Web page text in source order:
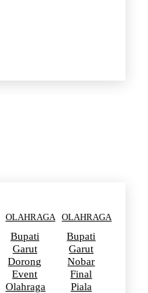
OLAHRAGA
Bupati
Garut
Dorong
Event
Olahraga
OLAHRAGA
Bupati
Garut
Nobar
Final
Piala